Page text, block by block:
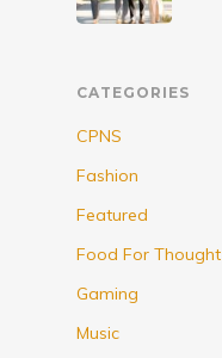
CATEGORIES
CPNS
Fashion
Featured
Food For Thought
Gaming
Music